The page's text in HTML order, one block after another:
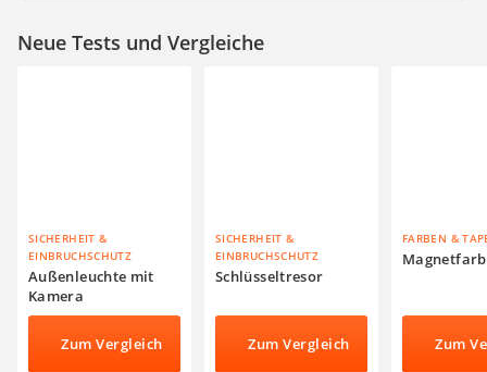
Neue Tests und Vergleiche
SICHERHEIT &
EINBRUCHSCHUTZ
Außenleuchte mit
Kamera
Zum Vergleich
SICHERHEIT &
EINBRUCHSCHUTZ
Schlüsseltresor
Zum Vergleich
FARBEN &
Zum